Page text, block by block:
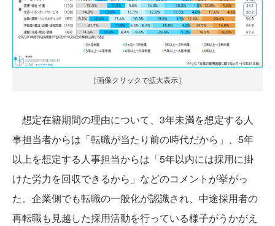
［画像クリックで拡大表示］
想定在籍期間の理由について、3年未満を想定する人
事担当者からは「転職が当たり前の時代だから」、5年
以上を想定する人事担当からは「5年以内には採用に掛
けた労力を回収できるから」などのコメントが挙がっ
た。企業側でも転職の一般化が認識され、中途採用者の
再転職も見越した採用活動を行っている様子がうかがえ